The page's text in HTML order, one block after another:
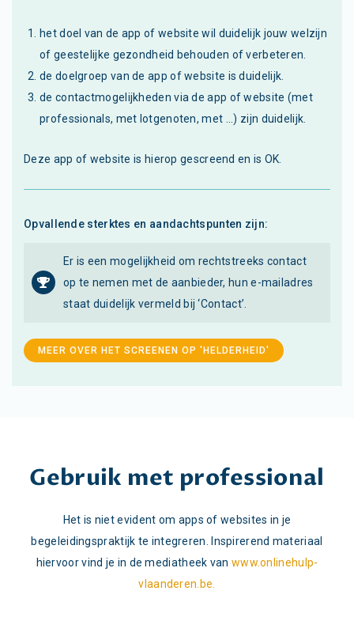
het doel van de app of website wil duidelijk jouw welzijn
of geestelijke gezondheid behouden of verbeteren.
de doelgroep van de app of website is duidelijk.
de contactmogelijkheden via de app of website (met
professionals, met lotgenoten, met ...) zijn duidelijk.
Deze app of website is hierop gescreend en is OK.
Opvallende sterktes en aandachtspunten zijn:
Er is een mogelijkheid om rechtstreeks contact
op te nemen met de aanbieder, hun e-mailadres
staat duidelijk vermeld bij ‘Contact’.
MEER OVER HET SCREENEN OP 'HELDERHEID'
Gebruik met professional
Het is niet evident om apps of websites in je
begeleidingspraktijk te integreren. Inspirerend materiaal
hiervoor vind je in de mediatheek van www.onlinehulp-
vlaanderen.be.